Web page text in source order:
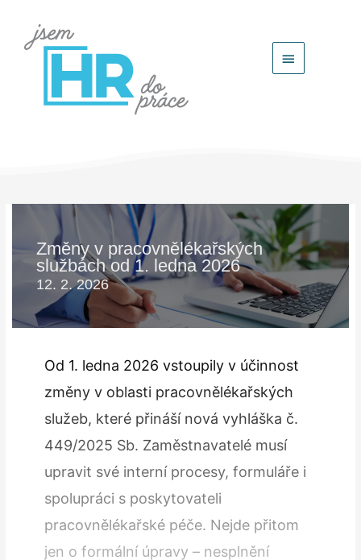
Hlavní
Změny v pracovnělékařských
službách od 1. ledna 2026
12. 2. 2026
Od 1. ledna 2026 vstoupily v účinnost
změny v oblasti pracovnělékařských
služeb, které přináší nová vyhláška č.
449/2025 Sb. Zaměstnavatelé musí
upravit své interní procesy, formuláře i
spolupráci s poskytovateli
pracovnělékařské péče. Nejde přitom
jen o formální úpravy – nesplnění